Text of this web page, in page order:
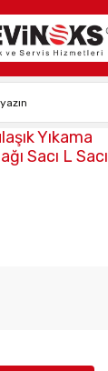
Yıkama
Sacı L Sacı